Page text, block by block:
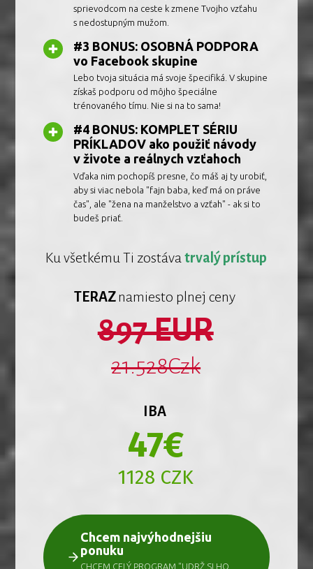
sprievodcom na ceste k zmene Tvojho vzťahu
s nedostupným mužom.
#3 BONUS: OSOBNÁ PODPORA
vo Facebook skupine
Lebo tvoja situácia má svoje špecifiká. V skupine
získaš podporu od môjho špeciálne
trénovaného tímu. Nie si na to sama!
#4 BONUS: KOMPLET SÉRIU
PRÍKLADOV ako použiť návody
v živote a reálnych vzťahoch
Vďaka nim pochopíš presne, čo máš aj ty urobiť,
aby si viac nebola "fajn baba, keď má on práve
čas", ale "žena na manželstvo a vzťah" - ak si to
budeš priať.
Ku všetkému Ti zostáva trvalý prístup
TERAZnamiesto plnej ceny
897 EUR
21.528Czk
IBA
47€
1128 CZK
Chcem najvýhodnejšiu
ponuku
CHCEM CELÝ PROGRAM "UDRŽ SI HO